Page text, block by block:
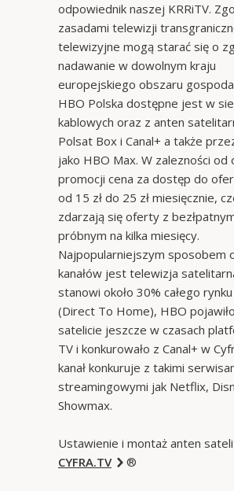
odpowiednik naszej KRRiTV.
zasadami telewizji
telewizyjne mogą starać się o
nadawanie w dowolnym kraju
europejskiego obszaru
HBO Polska dostępne jest w
kablowych oraz z anten
Polsat Box i Canal+ a także
jako HBO Max. W zalezności od
promocji cena za dostęp do
od 15 zł do 25 zł miesięcznie,
zdarzają się oferty z
próbnym na kilka miesięcy.
Najpopularniejszym sposobem
kanałów jest telewizja
stanowi około 30% całego
(Direct To Home), HBO
satelicie jeszcze w czasach
TV i konkurowało z Canal+ w
kanał konkuruje z takimi
streamingowymi jak Netflix,
Showmax.
Ustawienie i montaż anten
CYFRA.TV
®